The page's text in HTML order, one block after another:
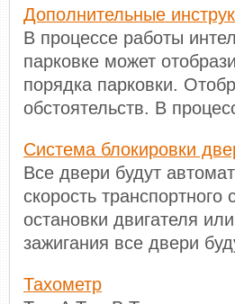
Дополнительные
В процессе работы
парковке может
порядка парковки.
обстоятельств. В
Система блокировки
Все двери будут
скорость
остановки двигателя
зажигания все двери
Тахометр